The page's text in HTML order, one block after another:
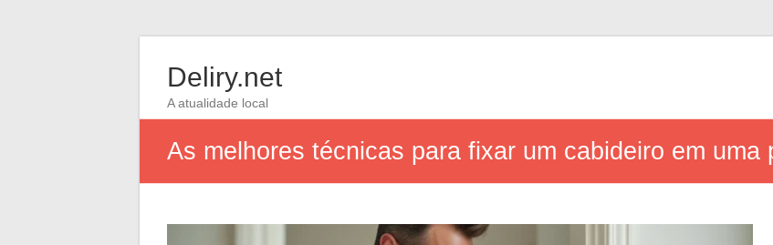
Deliry.net
A atualidade local
As melhores técnicas para fixar um cabideiro em uma